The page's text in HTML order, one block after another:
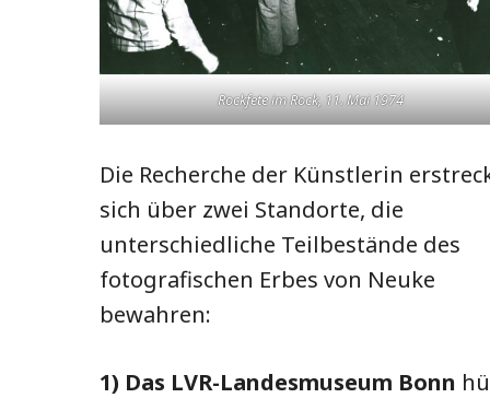
Rockfete im Rock, 11. Mai 1974
Die Recherche der Künstlerin
sich über zwei Standorte, die
unterschiedliche Teilbestände des
fotografischen Erbes von Neuke
bewahren:
1) Das LVR-Landesmuseum Bonn